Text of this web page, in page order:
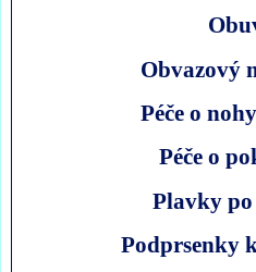
Obvazový
Péče o
Péče o
Plavky
Podprsenky